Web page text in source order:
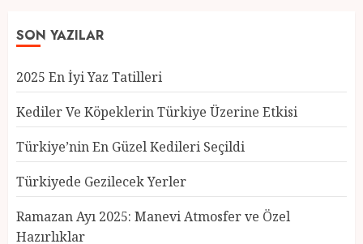
SON YAZILAR
2025 En İyi Yaz Tatilleri
Kediler Ve Köpeklerin Türkiye Üzerine Etkisi
Türkiye’nin En Güzel Kedileri Seçildi
Türkiyede Gezilecek Yerler
Ramazan Ayı 2025: Manevi Atmosfer ve Özel
Hazırlıklar
Türkiye’nin En Güzel Kedileri
Seçildi